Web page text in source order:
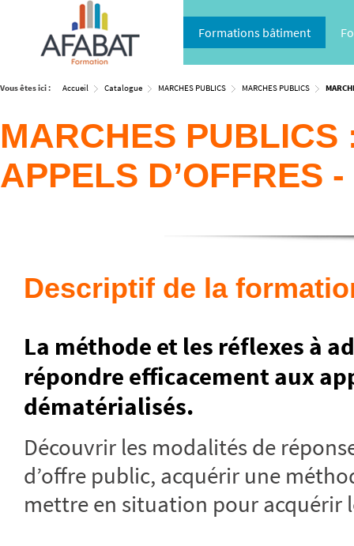
Formations bâtiment
Vous êtes ici : Accueil Catalogue MARCHES PUBLICS MARCHES PUBLICS
MARCHES PUBLICS
APPELS D’OFFRES
Descriptif de la
La méthode et les réflexes à
répondre efficacement aux
dématérialisés.
Découvrir les modalités de
d’offre public, acquérir une
mettre en situation pour acquérir